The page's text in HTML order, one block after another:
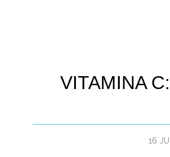
VITAMINA
16